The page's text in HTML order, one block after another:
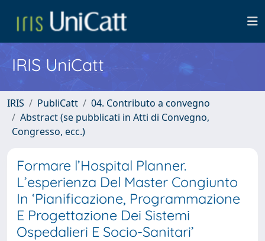
IRIS UniCatt
IRIS PubliCatt
04. Contributo a convegno
Abstract (se pubblicati in Atti di Convegno,
Congresso, ecc.)
Formare l’Hospital Planner.
L’esperienza Del Master Congiunto
In ‘Pianificazione, Programmazione
E Progettazione Dei Sistemi
Ospedalieri E Socio-Sanitari’